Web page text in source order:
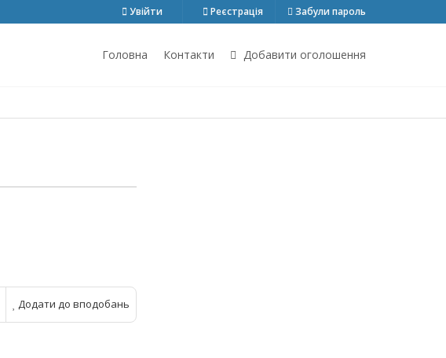
Увійти Реєстрація Забули пароль
Головна Контакти Добавити оголошення
Додати до вподобань